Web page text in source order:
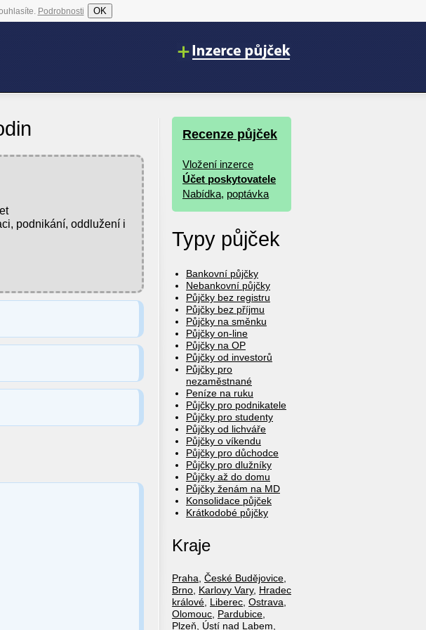
Podrobnosti OK
podnikání, oddlužení i
Recenze půjček
Vložení inzerce
Účet poskytovatele
Nabídka, poptávka
Typy půjček
Bankovní půjčky
Nebankovní půjčky
Půjčky bez registru
Půjčky bez příjmu
Půjčky na směnku
Půjčky on-line
Půjčky na OP
Půjčky od investorů
Půjčky pro
nezaměstnané
Peníze na ruku
Půjčky pro podnikatele
Půjčky pro studenty
Půjčky od lichváře
Půjčky o víkendu
Půjčky pro důchodce
Půjčky pro dlužníky
Půjčky až do domu
Půjčky ženám na MD
Konsolidace půjček
Krátkodobé půjčky
Kraje
Praha, České Budějovice,
Brno, Karlovy Vary, Hradec
králové, Liberec, Ostrava,
Olomouc, Pardubice,
Plzeň, Ústí nad Labem,